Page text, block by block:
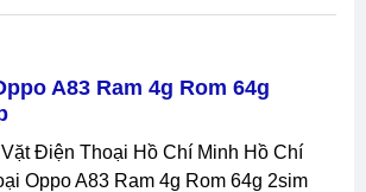
A83 Ram 4g Rom 64g
Oppo A83 Ram 4g Rom 64g 2sim